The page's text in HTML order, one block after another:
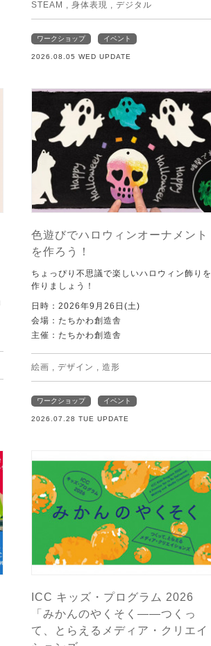
STEAM , 身体表現 , デジタル
ワークショップ イベント
2026.08.05 WED UPDATE
色遊びでハロウィンオーナメント
を作ろう！
ちょっぴり不思議で楽しいハロウィン飾りを
作りましょう！
日時：2026年9月26日(土)
会場：たちかわ創造舎
主催：たちかわ創造舎
絵画 , デザイン , 造形
ワークショップ イベント
2026.07.28 TUE UPDATE
ICC キッズ・プログラム 2026
「みかんのやくそく——つくっ
て、とらえるメディア・クリエイ